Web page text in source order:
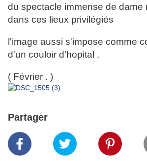
du spectacle immense de dame
dans ces lieux privilégiés
l'image aussi s'impose comme
d'un couloir d'hopital .
( Février . )
Partager